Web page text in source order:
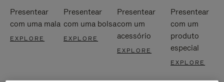
Presentear
com uma mala
EXPLORE
Presentear
com uma bolsa
EXPLORE
Presentear
com um
acessório
EXPLORE
Presentear
com um
produto
especial
EXPLORE